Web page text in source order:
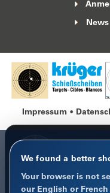
News
Impressum
We found a better
Your browser is not
our English or French
COOKIE-